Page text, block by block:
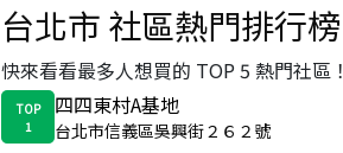
台北市 社區熱門排行榜
快來看看最多人想買的 TOP 5 熱門社區！
TOP
1
四四東村A基地
台北市信義區吳興街２６２號